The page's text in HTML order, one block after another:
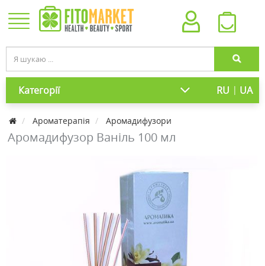
Категорії RU | UA
Ароматерапія Аромадифузори
Аромадифузор Ваніль 100 мл